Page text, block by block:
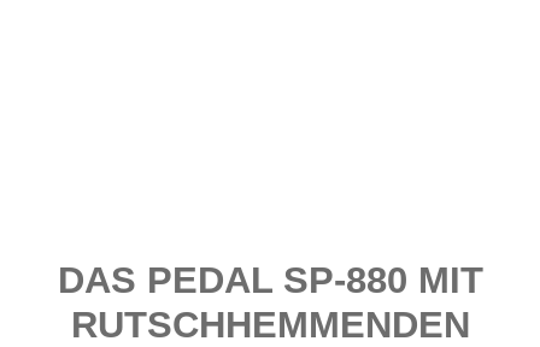
DAS PEDAL SP-880 MIT
RUTSCHHEMMENDEN